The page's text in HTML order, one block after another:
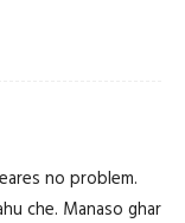
no problem.
che. Manaso ghar